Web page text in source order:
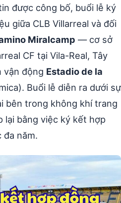
được công bố, buổi lễ ký
giữa CLB Villarreal và đối
Miralcamp — cơ sở
CF tại Vila-Real, Tây
vận động Estadio de la
Buổi lễ diễn ra dưới sự
bên trong không khí trang
lại bằng việc ký kết hợp
đa năm.